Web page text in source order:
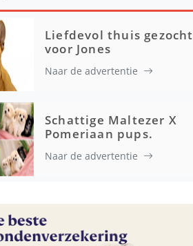
Liefdevol thuis gezocht
voor Jones
Naar de advertentie
Schattige Maltezer X
Pomeriaan pups.
Naar de advertentie